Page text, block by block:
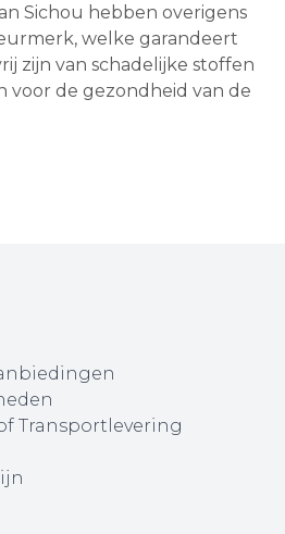
Sichou hebben overigens
welke garandeert
zijn van schadelijke stoffen
voor de gezondheid van de
Transportlevering